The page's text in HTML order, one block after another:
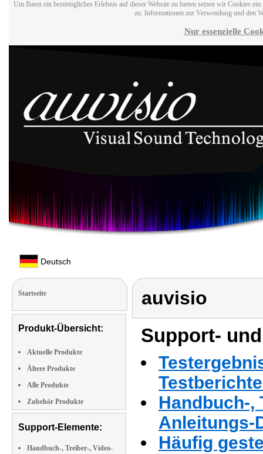
Um Ihnen ein bestmögliches Erlebnis auf dieser Website zu bieten setzen wir Cookies
zu. Informationen zur Verwendung und den
Nur essenzielle
Deutsch
Startseite
Produkt-Übersicht:
Aktuelle Produkte
Ältere Produkte
Alle Produkte
Zubehör Produkte
Support-Elemente:
Handbuch-, Treiber-, Video-
auvisio
Support-
Handbuch-,
Anleitungs-
Häufig